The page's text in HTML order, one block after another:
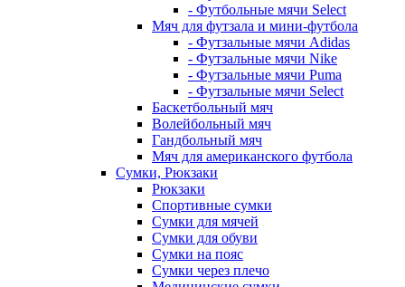
- Футбольные мячи Select
Мяч для футзала и мини-футбола
- Футзальные мячи Adidas
- Футзальные мячи Nike
- Футзальные мячи Puma
- Футзальные мячи Select
Баскетбольный мяч
Волейбольный мяч
Гандбольный мяч
Мяч для американского футбола
Сумки, Рюкзаки
Рюкзаки
Спортивные сумки
Сумки для мячей
Сумки для обуви
Сумки на пояс
Сумки через плечо